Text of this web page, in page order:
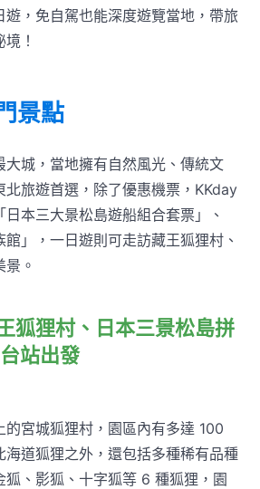
遊，免自駕也能深度遊覽當地，帶旅
！
景點
大城，當地擁有自然風光、傳統文
北旅遊首選，除了優惠機票，KKday
本三大景松島遊船組合套票」、
館」，一日遊則可走訪藏王狐狸村、
。
狐狸村、日本三景松島拼
站出發
的宮城狐狸村，園區內有多達 100
海道狐狸之外，還包括多種稀有品種
狐、影狐、十字狐等 6 種狐狸，園